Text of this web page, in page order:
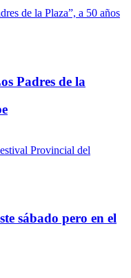
Padres de la
sábado pero en el